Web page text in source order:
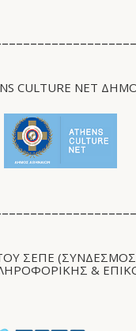
CULTURE NET
ΣΕΠΕ (ΣΎΝΔΕΣΜΟΣ
&